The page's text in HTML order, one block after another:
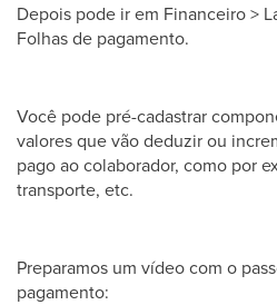
Depois pode ir em Financeiro >
Folhas de pagamento.
Você pode pré-cadastrar
valores que vão deduzir ou
pago ao colaborador, como por
transporte, etc.
Preparamos um vídeo com o
pagamento: